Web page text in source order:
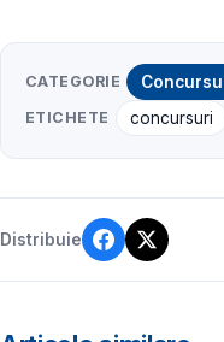
CATEGORIE
ETICHETE concursuri
Distribuie